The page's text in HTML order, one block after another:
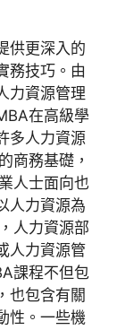
供更深入的
務技巧。由
力資源管理
在高級學
多人力資源
商務基礎，
人士面向也
人力資源為
人力資源部
人力資源管
課程不但包
也包含有關
性。一些機